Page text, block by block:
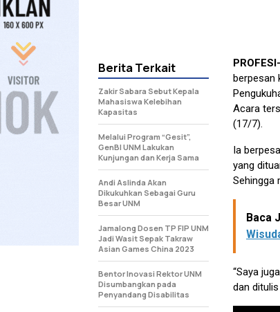
berpesan
Acara
(17/7).
Ia
yang
Sehingga
Baca
“Saya
dan
Berita Terkait
Zakir Sabara Sebut Kepala
Mahasiswa Kelebihan
Kapasitas
Melalui Program “Gesit”,
GenBI UNM Lakukan
Kunjungan dan Kerja Sama
Andi Aslinda Akan
Dikukuhkan Sebagai Guru
Besar UNM
Jamalong Dosen TP FIP UNM
Jadi Wasit Sepak Takraw
Asian Games China 2023
Bentor Inovasi Rektor UNM
Disumbangkan pada
Penyandang Disabilitas